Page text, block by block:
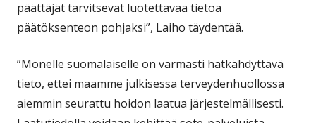
päättäjät tarvitsevat luotettavaa tietoa
päätöksenteon pohjaksi”, Laiho täydentää.
”Monelle suomalaiselle on varmasti hätkähdyttävä
tieto, ettei maamme julkisessa terveydenhuollossa
aiemmin seurattu hoidon laatua järjestelmällisesti.